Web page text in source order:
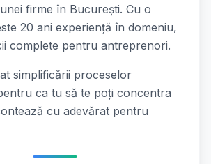
firme în București. Cu o
20 ani experiență în domeniu,
complete pentru antreprenori.
simplificării proceselor
ca tu să te poți concentra
cu adevărat pentru